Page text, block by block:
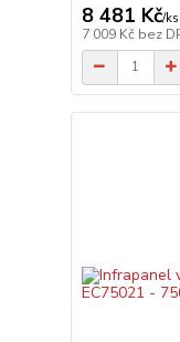
8 481 Kč/ks
7 009 Kč bez